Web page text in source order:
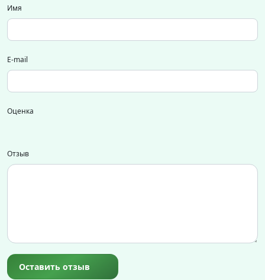
Имя
E-mail
Оценка
Отзыв
Оставить отзыв